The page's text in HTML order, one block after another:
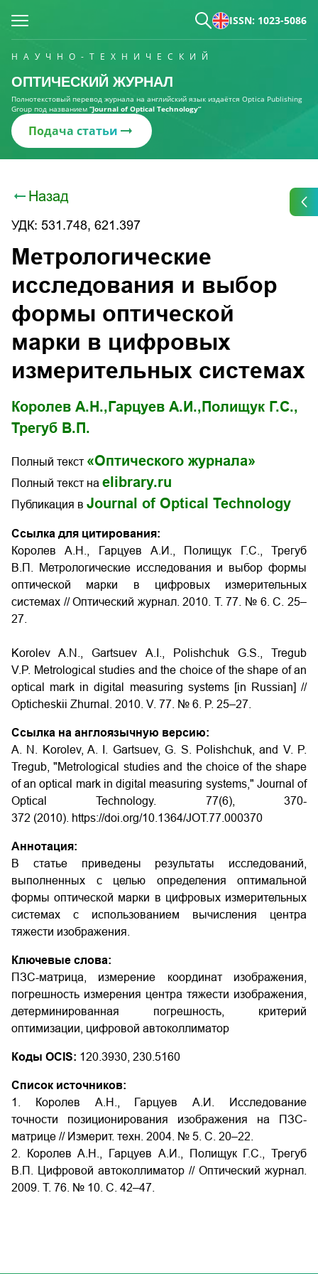
ISSN: 1023-5086
НАУЧНО-ТЕХНИЧЕСКИЙ
ОПТИЧЕСКИЙ ЖУРНАЛ
Полнотекстовый перевод журнала на английский язык издаётся Optica Publishing
Group под названием “Journal of Optical Technology“
Подача статьи
Назад
УДК: 531.748, 621.397
Метрологические
исследования и выбор
формы оптической
марки в цифровых
измерительных системах
Королев А.Н., Гарцуев А.И., Полищук Г.С.,
Трегуб В.П.
Полный текст «Оптического журнала»
Полный текст на elibrary.ru
Публикация в Journal of Optical Technology
Ссылка для цитирования:
Королев А.Н., Гарцуев А.И., Полищук Г.С., Трегуб
В.П. Метрологические исследования и выбор формы
оптической марки в цифровых измерительных
системах // Оптический журнал. 2010. Т. 77. № 6. С. 25–
27.
Korolev A.N., Gartsuev A.I., Polishchuk G.S., Tregub
V.P. Metrological studies and the choice of the shape of an
optical mark in digital measuring systems [in Russian] //
Opticheskii Zhurnal. 2010. V. 77. № 6. P. 25–27.
Ссылка на англоязычную версию:
A. N. Korolev, A. I. Gartsuev, G. S. Polishchuk, and V. P.
Tregub, "Metrological studies and the choice of the shape
of an optical mark in digital measuring systems," Journal of
Optical Technology. 77(6), 370-
372 (2010). https://doi.org/10.1364/JOT.77.000370
Аннотация:
В статье приведены результаты исследований,
выполненных с целью определения оптимальной
формы оптической марки в цифровых измерительных
системах с использованием вычисления центра
тяжести изображения.
Ключевые слова:
ПЗС-матрица, измерение координат изображения,
погрешность измерения центра тяжести изображения,
детерминированная погрешность, критерий
оптимизации, цифровой автоколлиматор
Коды OCIS: 120.3930, 230.5160
Список источников:
1. Королев А.Н., Гарцуев А.И. Исследование
точности позиционирования изображения на ПЗС-
матрице // Измерит. техн. 2004. № 5. С. 20–22.
2. Королев А.Н., Гарцуев А.И., Полищук Г.С., Трегуб
В.П. Цифровой автоколлиматор // Оптический журнал.
2009. Т. 76. № 10. С. 42–47.